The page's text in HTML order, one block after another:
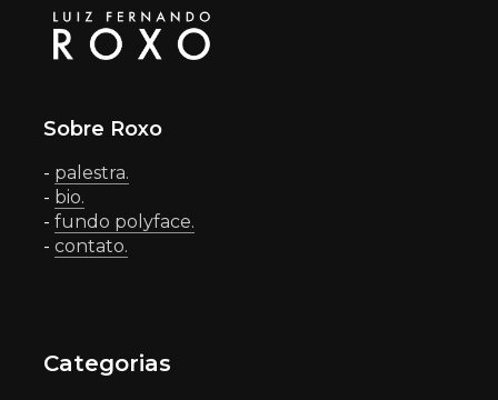
Sobre Roxo
- palestra.
- bio.
- fundo polyface.
- contato.
Categorias